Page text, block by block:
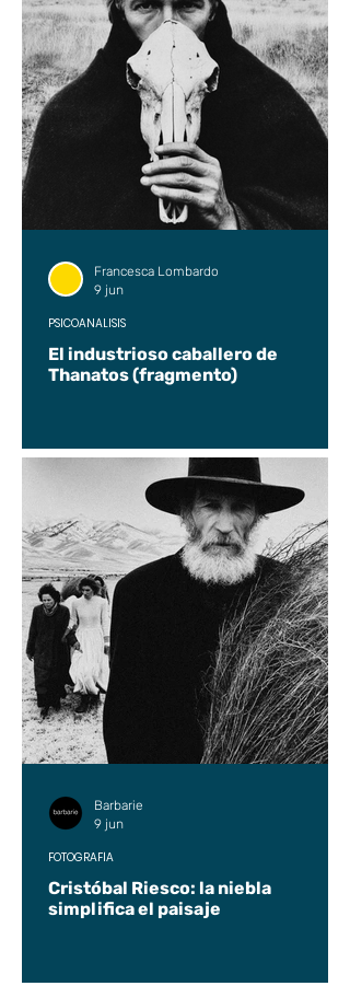
El industrioso caballero de
Thanatos (fragmento)
PSICOANÁLISIS
Francesca Lombardo
9 jun
Cristóbal Riesco: la niebla
simplifica el paisaje
FOTOGRAFÍA
Barbarie
9 jun